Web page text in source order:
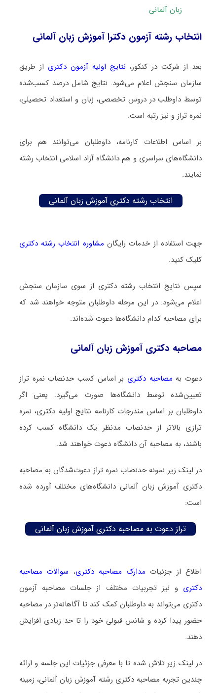
زبان آلمانی
انتخاب رشته آزمون دکترا آموزش زبان آلمانی
بعد از شرکت در کنکور، نتایج اولیه آزمون دکتری از طریق
سازمان سنجش اعلام می‌شود. نتایج شامل درصد کسب‌شده
توسط داوطلب در دروس تخصصی، زبان و استعداد تحصیلی،
نمره تراز و نیز رتبه است.
بر اساس اطلاعات کارنامه، داوطلبان می‌توانند هم برای
دانشگاه‌های سراسری و هم دانشگاه آزاد اسلامی انتخاب رشته
نمایند.
انتخاب رشته دکتری آموزش زبان آلمانی
جهت استفاده از خدمات رایگان مشاوره انتخاب رشته دکتری
کلیک کنید.
سپس نتایج انتخاب رشته دکتری از سوی سازمان سنجش
اعلام می‌شود. در این مرحله داوطلبان متوجه خواهند شد که
برای مصاحبه کدام دانشگاه‌ها دعوت شده‌اند.
مصاحبه دکتری آموزش زبان آلمانی
دعوت به مصاحبه دکتری بر اساس کسب حدنصاب نمره تراز
تعیین‌شده توسط دانشگاه‌ها صورت می‌گیرد. یعنی اگر
داوطلبان بر اساس مندرجات کارنامه نتایج اولیه دکتری، نمره
ترازی بالاتر از حدنصاب مدنظر یک دانشگاه کسب کرده
باشند، به مصاحبه آن دانشگاه دعوت خواهند شد.
در لینک زیر نمونه حدنصاب نمره تراز دعوت‌شدگان به مصاحبه
دکتری آموزش زبان آلمانی دانشگاه‌های مختلف آورده شده
است:
تراز دعوت به مصاحبه دکتری آموزش زبان آلمانی
اطلاع از جزئیات مدارک مصاحبه دکتری، سوالات مصاحبه
دکتری و نیز تجربیات مختلف از جلسات مصاحبه آزمون
دکتری می‌تواند به داوطلبان کمک کند تا آگاهانه‌تر در مصاحبه
حضور پیدا کرده و شانس قبولی خود را تا حد زیادی افزایش
دهند.
در لینک زیر تلاش شده تا با معرفی جزئیات این جلسه و ارائه
چندین تجربه مصاحبه دکتری رشته آموزش زبان آلمانی، زمینه